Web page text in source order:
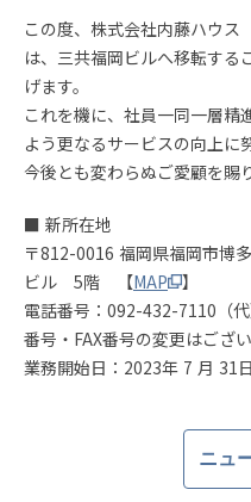
この度、株式会社内藤ハウス
は、三共福岡ビルへ移転する
げます。
これを機に、社員一同一層精
よう更なるサービスの向上に
今後とも変わらぬご愛顧を賜
■ 新所在地
〒812-0016 福岡県福岡市博
ビル 5階 【MAP
】
電話番号：092-432-7110
番号・FAX番号の変更はござい
業務開始日：2023年 7 月 31日
ニュ